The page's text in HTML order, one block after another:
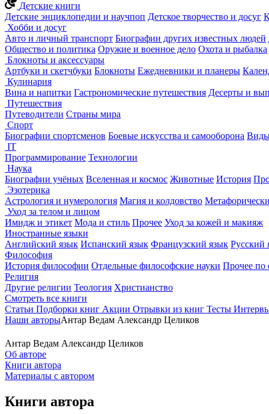
Детские книги
Детские энциклопедии и научпоп Детское творчество и досуг
Хобби и досуг
Авто и личный транспорт Биографии других известных людей
Общество и политика Оружие и военное дело Охота и рыбалка
Блокноты и аксессуары
Артбуки и скетчбуки Блокноты Ежедневники и планеры
Кулинария
Вина и напитки Гастрономические путешествия Десерты и
Путешествия
Путеводители Страны мира
Спорт
Биографии спортсменов Боевые искусства и самооборона
IT
Программирование Технологии
Наука
Биографии учёных Вселенная и космос Животные История
Эзотерика
Астрология и нумерология Магия и колдовство
Уход за телом и лицом
Имидж и этикет Мода и стиль Прочее Уход за кожей и макияж
Иностранные языки
Английский язык Испанский язык Французский язык Русский
Философия
История философии Отдельные философские науки Прочее по
Религия
Другие религии Теология Христианство
Смотреть все книги
Статьи Подборки книг Акции Отрывки из книг Тесты
Наши авторыАнтар Ведам Александр Целиков
Антар Ведам Александр Целиков
Об авторе
Книги автора
Материалы с автором
Книги автора